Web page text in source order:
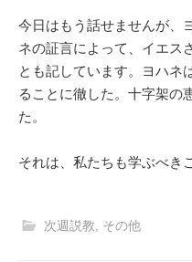
今日はもう話せませんが、
ネの証言によって、イエス
とも記しています。ヨハネ
ることに徹した。十字架の
た。
それは、私たちも学ぶべき
次週説教, その他